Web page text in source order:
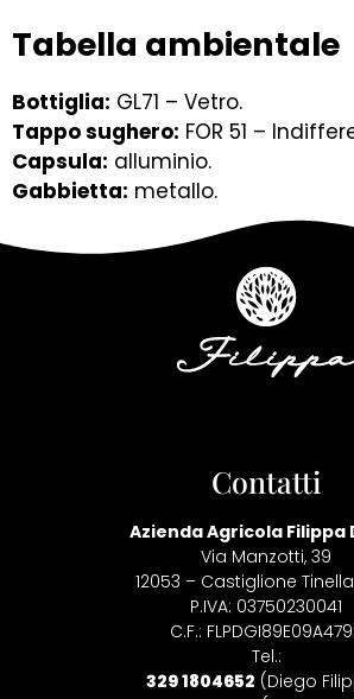
Tabella ambientale
Bottiglia: GL71 – Vetro.
Tappo sughero: FOR 51 –
Capsula: alluminio.
Gabbietta: metallo.
Contatti
Azienda Agricola Filippa
Via Manzotti, 39
12053 – Castiglione
P.IVA: 03750230041
C.F.:
Tel.:
329 1804652 (Diego